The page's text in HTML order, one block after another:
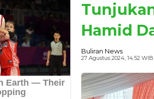
Hamid
Buliran News
27 Agustus 2024, 14:52 WIB